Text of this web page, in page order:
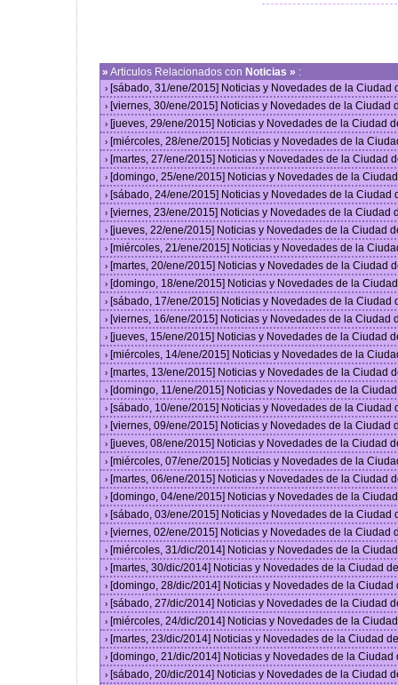
» Articulos Relacionados con Noticias » :
› [sábado, 31/ene/2015] Noticias y Novedades de la Ciudad
› [viernes, 30/ene/2015] Noticias y Novedades de la Ciudad
› [jueves, 29/ene/2015] Noticias y Novedades de la Ciudad
› [miércoles, 28/ene/2015] Noticias y Novedades de la
› [martes, 27/ene/2015] Noticias y Novedades de la Ciudad
› [domingo, 25/ene/2015] Noticias y Novedades de la
› [sábado, 24/ene/2015] Noticias y Novedades de la Ciudad
› [viernes, 23/ene/2015] Noticias y Novedades de la Ciudad
› [jueves, 22/ene/2015] Noticias y Novedades de la Ciudad
› [miércoles, 21/ene/2015] Noticias y Novedades de la
› [martes, 20/ene/2015] Noticias y Novedades de la Ciudad
› [domingo, 18/ene/2015] Noticias y Novedades de la
› [sábado, 17/ene/2015] Noticias y Novedades de la Ciudad
› [viernes, 16/ene/2015] Noticias y Novedades de la Ciudad
› [jueves, 15/ene/2015] Noticias y Novedades de la Ciudad
› [miércoles, 14/ene/2015] Noticias y Novedades de la
› [martes, 13/ene/2015] Noticias y Novedades de la Ciudad
› [domingo, 11/ene/2015] Noticias y Novedades de la
› [sábado, 10/ene/2015] Noticias y Novedades de la Ciudad
› [viernes, 09/ene/2015] Noticias y Novedades de la Ciudad
› [jueves, 08/ene/2015] Noticias y Novedades de la Ciudad
› [miércoles, 07/ene/2015] Noticias y Novedades de la
› [martes, 06/ene/2015] Noticias y Novedades de la Ciudad
› [domingo, 04/ene/2015] Noticias y Novedades de la
› [sábado, 03/ene/2015] Noticias y Novedades de la Ciudad
› [viernes, 02/ene/2015] Noticias y Novedades de la Ciudad
› [miércoles, 31/dic/2014] Noticias y Novedades de la
› [martes, 30/dic/2014] Noticias y Novedades de la Ciudad
› [domingo, 28/dic/2014] Noticias y Novedades de la
› [sábado, 27/dic/2014] Noticias y Novedades de la Ciudad
› [miércoles, 24/dic/2014] Noticias y Novedades de la
› [martes, 23/dic/2014] Noticias y Novedades de la Ciudad
› [domingo, 21/dic/2014] Noticias y Novedades de la
› [sábado, 20/dic/2014] Noticias y Novedades de la Ciudad